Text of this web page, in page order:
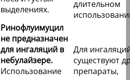
выделениях.
длительном
Ринофлуимуцил
не предназначен
для ингаляций в
небулайзере.
Использование
Для
существуют
препараты,